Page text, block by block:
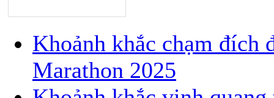
Khoảnh khắc chạm đích
Marathon 2025